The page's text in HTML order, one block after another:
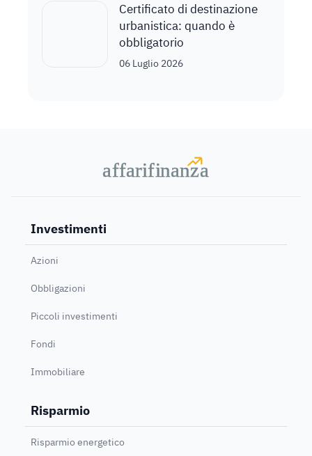
Certificato di destinazione
urbanistica: quando è
obbligatorio
06 Luglio 2026
affarifinanza
affarifinanza
Investimenti
Azioni
Obbligazioni
Piccoli investimenti
Fondi
Immobiliare
Risparmio
Risparmio energetico